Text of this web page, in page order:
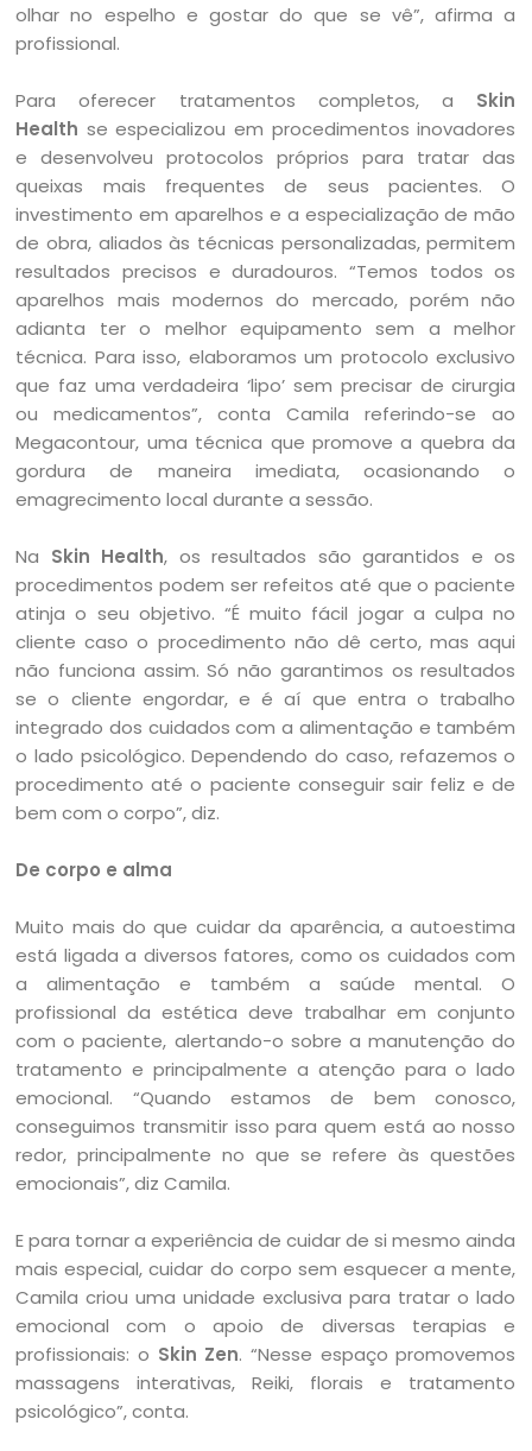
olhar no espelho e gostar do que se vê”, afirma a
profissional.
Para oferecer tratamentos completos, a Skin
Health se especializou em procedimentos inovadores
e desenvolveu protocolos próprios para tratar das
queixas mais frequentes de seus pacientes. O
investimento em aparelhos e a especialização de mão
de obra, aliados às técnicas personalizadas, permitem
resultados precisos e duradouros. “Temos todos os
aparelhos mais modernos do mercado, porém não
adianta ter o melhor equipamento sem a melhor
técnica. Para isso, elaboramos um protocolo exclusivo
que faz uma verdadeira ‘lipo’ sem precisar de cirurgia
ou medicamentos”, conta Camila referindo-se ao
Megacontour, uma técnica que promove a quebra da
gordura de maneira imediata, ocasionando o
emagrecimento local durante a sessão.
Na Skin Health, os resultados são garantidos e os
procedimentos podem ser refeitos até que o paciente
atinja o seu objetivo. “É muito fácil jogar a culpa no
cliente caso o procedimento não dê certo, mas aqui
não funciona assim. Só não garantimos os resultados
se o cliente engordar, e é aí que entra o trabalho
integrado dos cuidados com a alimentação e também
o lado psicológico. Dependendo do caso, refazemos o
procedimento até o paciente conseguir sair feliz e de
bem com o corpo”, diz.
De corpo e alma
Muito mais do que cuidar da aparência, a autoestima
está ligada a diversos fatores, como os cuidados com
a alimentação e também a saúde mental. O
profissional da estética deve trabalhar em conjunto
com o paciente, alertando-o sobre a manutenção do
tratamento e principalmente a atenção para o lado
emocional. “Quando estamos de bem conosco,
conseguimos transmitir isso para quem está ao nosso
redor, principalmente no que se refere às questões
emocionais”, diz Camila.
E para tornar a experiência de cuidar de si mesmo ainda
mais especial, cuidar do corpo sem esquecer a mente,
Camila criou uma unidade exclusiva para tratar o lado
emocional com o apoio de diversas terapias e
profissionais: o Skin Zen. “Nesse espaço promovemos
massagens interativas, Reiki, florais e tratamento
psicológico”, conta.